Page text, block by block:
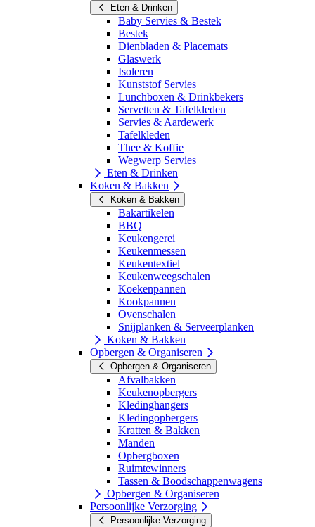
Eten & Drinken
Baby Servies & Bestek
Bestek
Dienbladen & Placemats
Glaswerk
Isoleren
Kunststof Servies
Lunchboxen & Drinkbekers
Servetten & Tafelkleden
Servies & Aardewerk
Tafelkleden
Thee & Koffie
Wegwerp Servies
Eten & Drinken
Koken & Bakken
Koken & Bakken
Bakartikelen
BBQ
Keukengerei
Keukenmessen
Keukentextiel
Keukenweegschalen
Koekenpannen
Kookpannen
Ovenschalen
Snijplanken & Serveerplanken
Koken & Bakken
Opbergen & Organiseren
Opbergen & Organiseren
Afvalbakken
Keukenopbergers
Kledinghangers
Kledingopbergers
Kratten & Bakken
Manden
Opbergboxen
Ruimtewinners
Tassen & Boodschappenwagens
Opbergen & Organiseren
Persoonlijke Verzorging
Persoonlijke Verzorging